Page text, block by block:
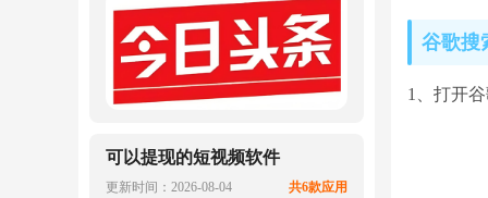
可以提现的短视频软件
更新时间：2026-08-04 共6款应用
谷歌搜
1、打开